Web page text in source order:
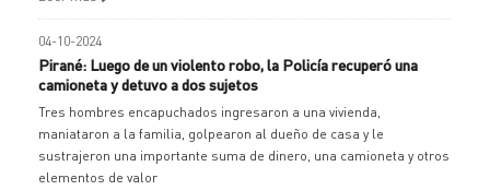
04-10-2024
Pirané: Luego de un violento robo, la Policía recuperó una
camioneta y detuvo a dos sujetos
Tres hombres encapuchados ingresaron a una vivienda,
maniataron a la familia, golpearon al dueño de casa y le
sustrajeron una importante suma de dinero, una camioneta y otros
elementos de valor